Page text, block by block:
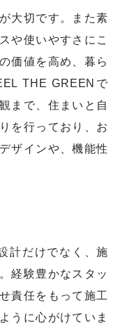
大切です。また素
や使いやすさにこ
価値を高め、暮ら
THE GREENで
まで、住まいと自
を行っており、お
ザインや、機能性
計だけでなく、施
経験豊かなスタッ
責任をもって施工
うに心がけていま